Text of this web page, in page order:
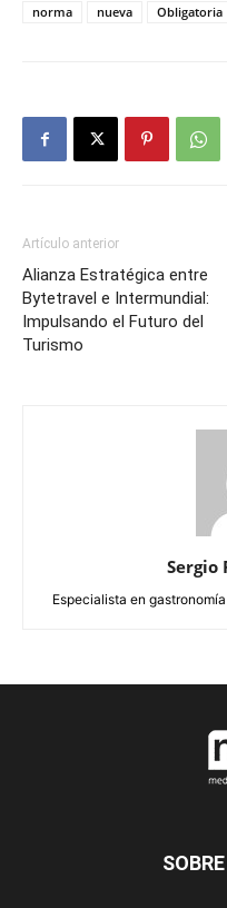
norma
nueva Obligatoria
Artículo anterior
Alianza Estratégica entre
Bytetravel e Intermundial:
Impulsando el Futuro del
Turismo
Sergio
Especialista en